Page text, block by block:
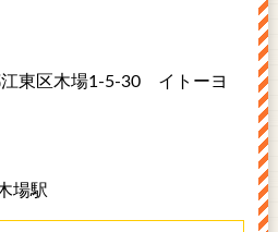
東区木場1-5-30 イトーヨ
場駅